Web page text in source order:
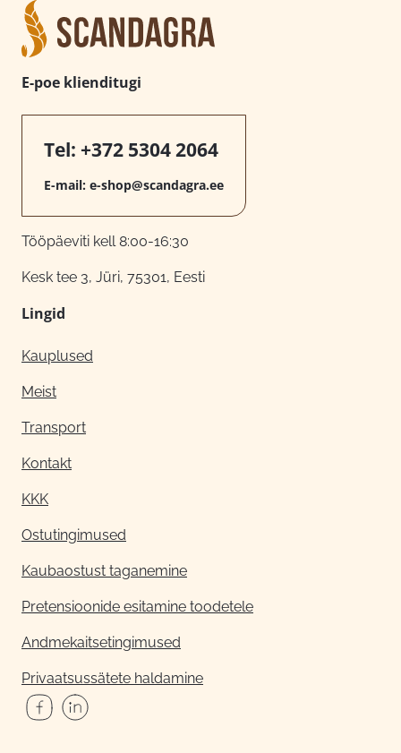
E-poe klienditugi
Tel: +372 5304 2064
E-mail: e-shop@scandagra.ee
Tööpäeviti kell 8:00-16:30
Kesk tee 3, Jüri, 75301, Eesti
Lingid
Kauplused
Meist
Transport
Kontakt
KKK
Ostutingimused
Kaubaostust taganemine
Pretensioonide esitamine toodetele
Andmekaitsetingimused
Privaatsussätete haldamine